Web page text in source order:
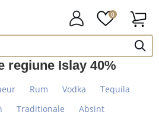
0
regiune Islay 40%
Rum Vodka
Tequila
Traditionale
Absint